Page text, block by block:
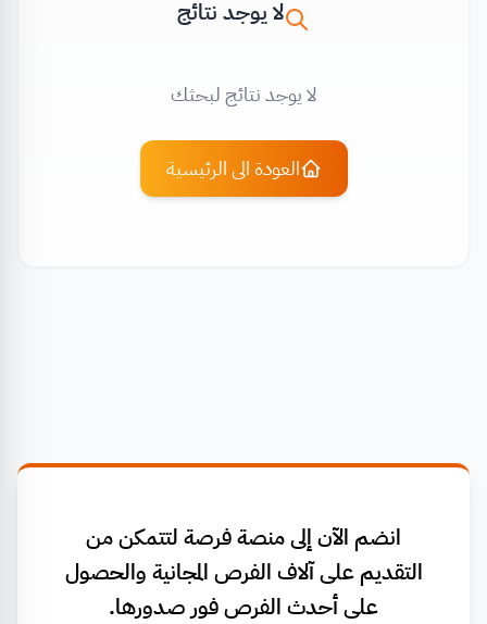
لا يوجد نتائج
لا يوجد نتائج لبحثك
العودة الى الرئيسية
انضم الآن إلى منصة فرصة لتتمكن من
التقديم على آلاف الفرص المجانية والحصول
على أحدث الفرص فور صدورها.